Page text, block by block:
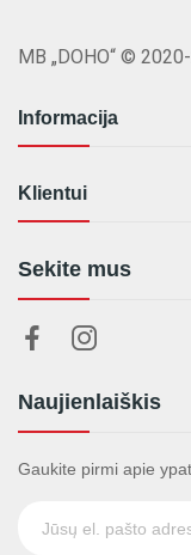
MB „DOHO“ ©
Informacija
Klientui
Sekite mus
Naujienlaiškis
Gaukite pirmi apie